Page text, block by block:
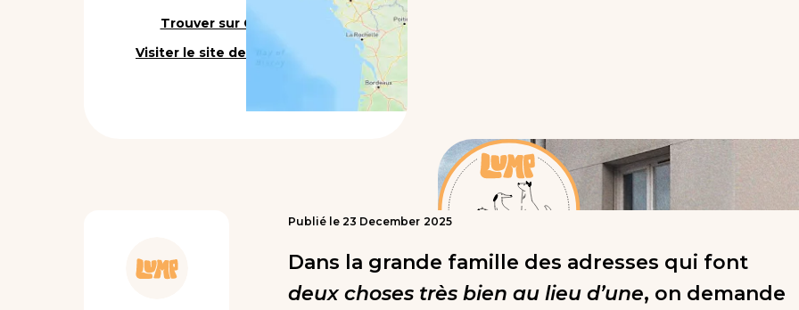
Trouver sur Google Maps
Visiter le site de l'établissement
Publié le 23 December 2025
Dans la grande famille des adresses qui font
deux choses très bien au lieu d’une, on demande